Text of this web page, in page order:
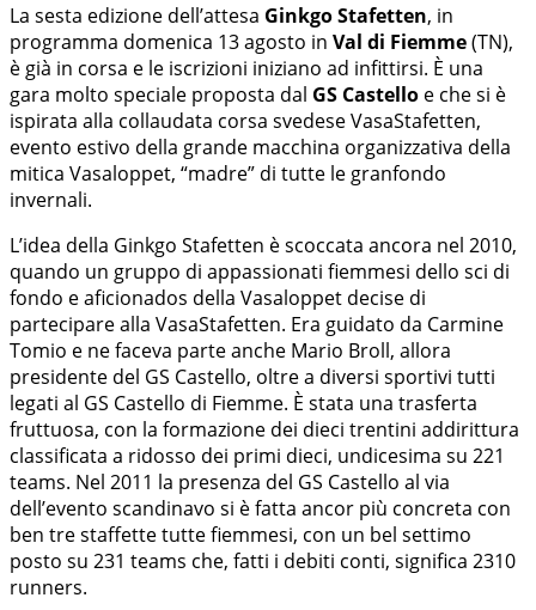
La sesta edizione dell’attesa Ginkgo Stafetten, in
programma domenica 13 agosto in Val di Fiemme(TN),
è già in corsa e le iscrizioni iniziano ad infittirsi. È una
gara molto speciale proposta dal GS Castello e che si è
ispirata alla collaudata corsa svedese VasaStafetten,
evento estivo della grande macchina organizzativa della
mitica Vasaloppet, “madre” di tutte le granfondo
invernali.
L’idea della Ginkgo Stafetten è scoccata ancora nel 2010,
quando un gruppo di appassionati fiemmesi dello sci di
fondo e aficionados della Vasaloppet decise di
partecipare alla VasaStafetten. Era guidato da Carmine
Tomio e ne faceva parte anche Mario Broll, allora
presidente del GS Castello, oltre a diversi sportivi tutti
legati al GS Castello di Fiemme. È stata una trasferta
fruttuosa, con la formazione dei dieci trentini addirittura
classificata a ridosso dei primi dieci, undicesima su 221
teams. Nel 2011 la presenza del GS Castello al via
dell’evento scandinavo si è fatta ancor più concreta con
ben tre staffette tutte fiemmesi, con un bel settimo
posto su 231 teams che, fatti i debiti conti, significa 2310
runners.